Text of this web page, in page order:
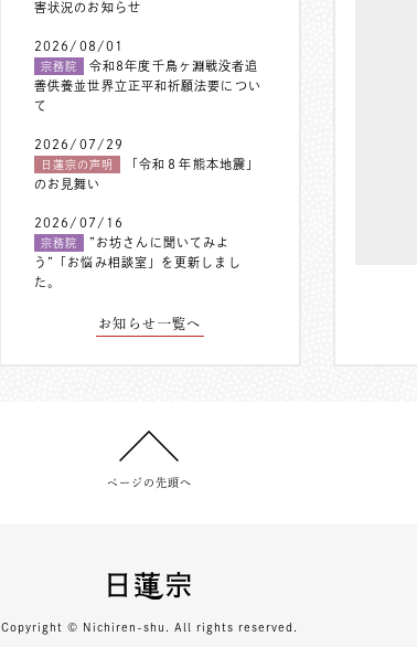
害状況のお知らせ
2026/08/01
宗務院
令和8年度千鳥ヶ淵戦没者追
善供養並世界立正平和祈願法要につい
て
2026/07/29
日蓮宗の声明
「令和８年熊本地震」
のお見舞い
2026/07/16
宗務院
”お坊さんに聞いてみよ
う”「お悩み相談室」を更新しまし
た。
お知らせ一覧へ
ページの先頭へ
Copyright © Nichiren-shu. All rights reserved.